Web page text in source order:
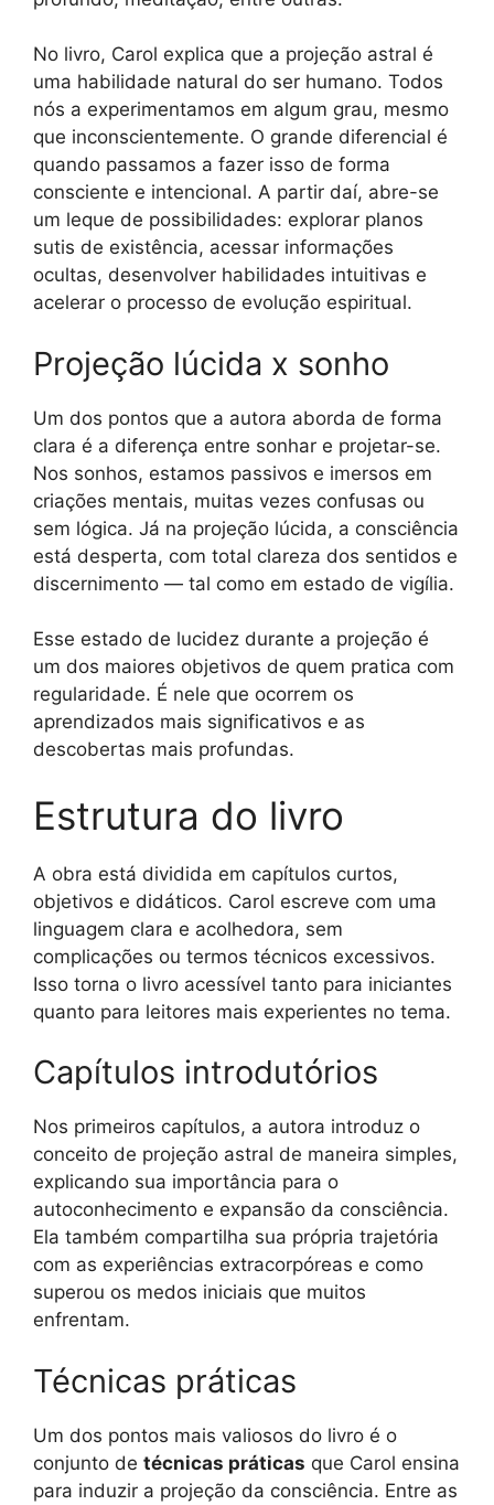
No livro, Carol explica que a projeção astral é
uma habilidade natural do ser humano. Todos
nós a experimentamos em algum grau, mesmo
que inconscientemente. O grande diferencial é
quando passamos a fazer isso de forma
consciente e intencional. A partir daí, abre-se
um leque de possibilidades: explorar planos
sutis de existência, acessar informações
ocultas, desenvolver habilidades intuitivas e
acelerar o processo de evolução espiritual.
Projeção lúcida x sonho
Um dos pontos que a autora aborda de forma
clara é a diferença entre sonhar e projetar-se.
Nos sonhos, estamos passivos e imersos em
criações mentais, muitas vezes confusas ou
sem lógica. Já na projeção lúcida, a consciência
está desperta, com total clareza dos sentidos e
discernimento — tal como em estado de vigília.
Esse estado de lucidez durante a projeção é
um dos maiores objetivos de quem pratica com
regularidade. É nele que ocorrem os
aprendizados mais significativos e as
descobertas mais profundas.
Estrutura do livro
A obra está dividida em capítulos curtos,
objetivos e didáticos. Carol escreve com uma
linguagem clara e acolhedora, sem
complicações ou termos técnicos excessivos.
Isso torna o livro acessível tanto para iniciantes
quanto para leitores mais experientes no tema.
Capítulos introdutórios
Nos primeiros capítulos, a autora introduz o
conceito de projeção astral de maneira simples,
explicando sua importância para o
autoconhecimento e expansão da consciência.
Ela também compartilha sua própria trajetória
com as experiências extracorpóreas e como
superou os medos iniciais que muitos
enfrentam.
Técnicas práticas
Um dos pontos mais valiosos do livro é o
conjunto de técnicas práticas que Carol ensina
para induzir a projeção da consciência. Entre as